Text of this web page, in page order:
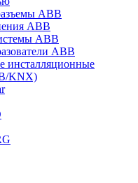
ABB
ABB
ABB
ABB
инсталляционные
KNX)